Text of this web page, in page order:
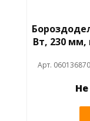
Вт, 230 мм,
Арт.